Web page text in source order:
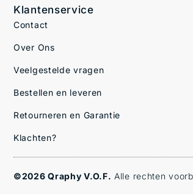
Klantenservice
Contact
Over Ons
Veelgestelde vragen
Bestellen en leveren
Retourneren en Garantie
Klachten?
©2026 Qraphy V.O.F. Alle rechten